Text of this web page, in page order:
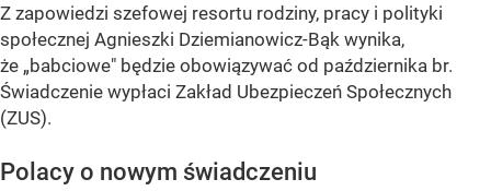
Z zapowiedzi szefowej resortu rodziny, pracy i polityki
społecznej Agnieszki Dziemianowicz-Bąk wynika,
że „babciowe" będzie obowiązywać od października br.
Świadczenie wypłaci Zakład Ubezpieczeń Społecznych
(ZUS).
Polacy o nowym świadczeniu